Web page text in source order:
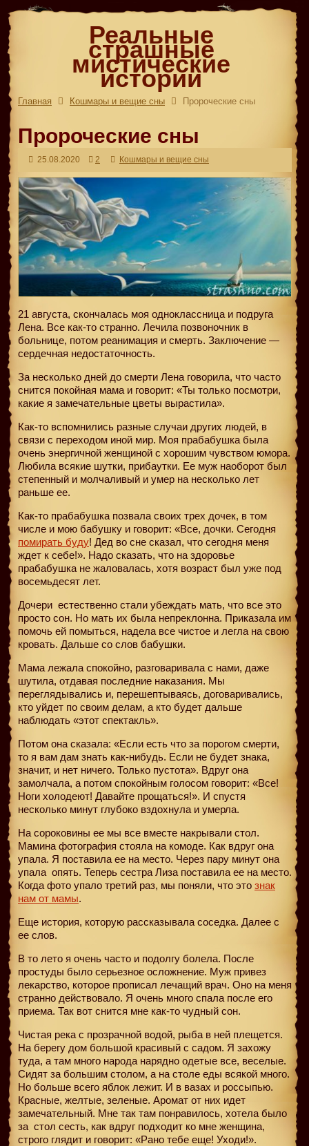
Реальные
страшные
мистические
истории
Главная Кошмары и вещие сны Пророческие сны
Пророческие сны
25.08.2020 2 Кошмары и вещие сны
21 августа, скончалась моя одноклассница и подруга
Лена. Все как-то странно. Лечила позвоночник в
больнице, потом реанимация и смерть. Заключение —
сердечная недостаточность.
За несколько дней до смерти Лена говорила, что часто
снится покойная мама и говорит: «Ты только посмотри,
какие я замечательные цветы вырастила».
Как-то вспомнились разные случаи других людей, в
связи с переходом иной мир. Моя прабабушка была
очень энергичной женщиной с хорошим чувством юмора.
Любила всякие шутки, прибаутки. Ее муж наоборот был
степенный и молчаливый и умер на несколько лет
раньше ее.
Как-то прабабушка позвала своих трех дочек, в том
числе и мою бабушку и говорит: «Все, дочки. Сегодня
помирать буду! Дед во сне сказал, что сегодня меня
ждет к себе!». Надо сказать, что на здоровье
прабабушка не жаловалась, хотя возраст был уже под
восемьдесят лет.
Дочери естественно стали убеждать мать, что все это
просто сон. Но мать их была непреклонна. Приказала им
помочь ей помыться, надела все чистое и легла на свою
кровать. Дальше со слов бабушки.
Мама лежала спокойно, разговаривала с нами, даже
шутила, отдавая последние наказания. Мы
переглядывались и, перешептываясь, договаривались,
кто уйдет по своим делам, а кто будет дальше
наблюдать «этот спектакль».
Потом она сказала: «Если есть что за порогом смерти,
то я вам дам знать как-нибудь. Если не будет знака,
значит, и нет ничего. Только пустота». Вдруг она
замолчала, а потом спокойным голосом говорит: «Все!
Ноги холодеют! Давайте прощаться!». И спустя
несколько минут глубоко вздохнула и умерла.
На сороковины ее мы все вместе накрывали стол.
Мамина фотография стояла на комоде. Как вдруг она
упала. Я поставила ее на место. Через пару минут она
упала опять. Теперь сестра Лиза поставила ее на место.
Когда фото упало третий раз, мы поняли, что это знак
нам от мамы.
Еще история, которую рассказывала соседка. Далее с
ее слов.
В то лето я очень часто и подолгу болела. После
простуды было серьезное осложнение. Муж привез
лекарство, которое прописал лечащий врач. Оно на меня
странно действовало. Я очень много спала после его
приема. Так вот снится мне как-то чудный сон.
Чистая река с прозрачной водой, рыба в ней плещется.
На берегу дом большой красивый с садом. Я захожу
туда, а там много народа нарядно одетые все, веселые.
Сидят за большим столом, а на столе еды всякой много.
Но больше всего яблок лежит. И в вазах и россыпью.
Красные, желтые, зеленые. Аромат от них идет
замечательный. Мне так там понравилось, хотела было
за стол сесть, как вдруг подходит ко мне женщина,
строго глядит и говорит: «Рано тебе еще! Уходи!».